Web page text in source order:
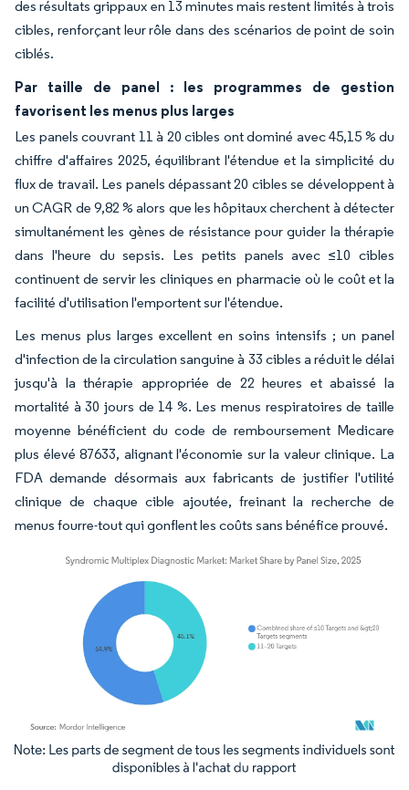
des résultats grippaux en 13 minutes mais restent limités à trois
cibles, renforçant leur rôle dans des scénarios de point de soin
ciblés.
Par taille de panel : les programmes de gestion
favorisent les menus plus larges
Les panels couvrant 11 à 20 cibles ont dominé avec 45,15 % du
chiffre d'affaires 2025, équilibrant l'étendue et la simplicité du
flux de travail. Les panels dépassant 20 cibles se développent à
un CAGR de 9,82 % alors que les hôpitaux cherchent à détecter
simultanément les gènes de résistance pour guider la thérapie
dans l'heure du sepsis. Les petits panels avec ≤10 cibles
continuent de servir les cliniques en pharmacie où le coût et la
facilité d'utilisation l'emportent sur l'étendue.
Les menus plus larges excellent en soins intensifs ; un panel
d'infection de la circulation sanguine à 33 cibles a réduit le délai
jusqu'à la thérapie appropriée de 22 heures et abaissé la
mortalité à 30 jours de 14 %. Les menus respiratoires de taille
moyenne bénéficient du code de remboursement Medicare
plus élevé 87633, alignant l'économie sur la valeur clinique. La
FDA demande désormais aux fabricants de justifier l'utilité
clinique de chaque cible ajoutée, freinant la recherche de
menus fourre-tout qui gonflent les coûts sans bénéfice prouvé.
Image © Mordor Intelligence. La réutilisation nécessite une attribution sous CC BY